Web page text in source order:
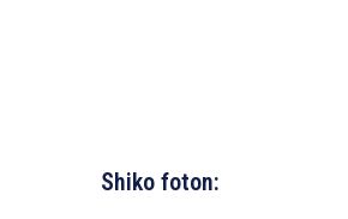
Shiko foton: